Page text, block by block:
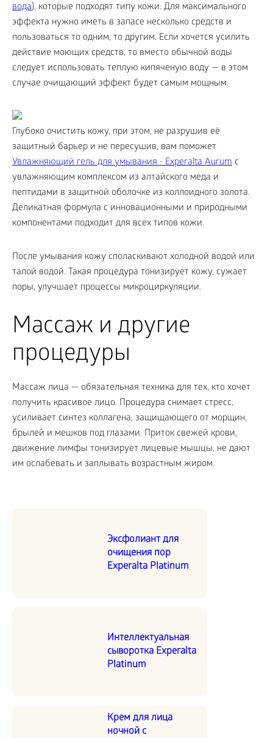
вода), которые подходят типу кожи. Для максимального
эффекта нужно иметь в запасе несколько средств и
пользоваться то одним, то другим. Если хочется усилить
действие моющих средств, то вместо обычной воды
следует использовать теплую кипяченую воду — в этом
случае очищающий эффект будет самым мощным.
Глубоко очистить кожу, при этом, не разрушив её
защитный барьер и не пересушив, вам поможет
Увлажняющий гель для умывания - Experalta Aurum с
увлажняющим комплексом из алтайского меда и
пептидами в защитной оболочке из коллоидного золота.
Деликатная формула с инновационными и природными
компонентами подходит для всех типов кожи.
После умывания кожу споласкивают холодной водой или
талой водой. Такая процедура тонизирует кожу, сужает
поры, улучшает процессы микроциркуляции.
Массаж и другие
процедуры
Массаж лица — обязательная техника для тех, кто хочет
получить красивое лицо. Процедура снимает стресс,
усиливает синтез коллагена, защищающего от морщин,
брылей и мешков под глазами. Приток свежей крови,
движение лимфы тонизирует лицевые мышцы, не дают
им ослабевать и заплывать возрастным жиром.
Эксфолиант для
очищения пор
Experalta Platinum
Интеллектуальная
сыворотка Experalta
Platinum
Крем для лица
ночной с